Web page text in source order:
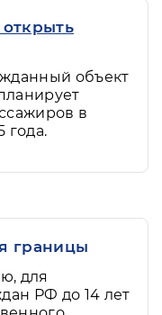
объект
в
года.
границы
для
РФ до 14 лет